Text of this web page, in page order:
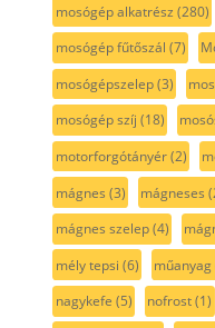
mosógép alkatrész (280)
mosógép fűtőszál (7)
mosógépszelep(3)
mosógép szíj (18)
motorforgótányér(2)
mágnes (3) mágneses
mágnes szelep(4)
mély tepsi (6) műanyag
nagykefe (5) nofrost(1)